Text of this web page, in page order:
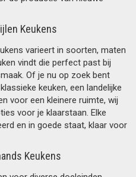
Keukens
varieert in soorten, maten
vindt die perfect past bij
Of je nu op zoek bent
keuken, een landelijke
voor een kleinere ruimte, wij
voor je klaarstaan. Elke
en in goede staat, klaar voor
Keukens